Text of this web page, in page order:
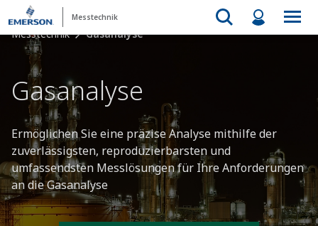
Messtechnik
Messtechnik Gasanalyse
Gasanalyse​
Ermöglichen Sie eine präzise Analyse mithilfe der
zuverlässigsten, reproduzierbarsten und
umfassendsten Messlösungen für Ihre Anforderungen
an die Gasanalyse